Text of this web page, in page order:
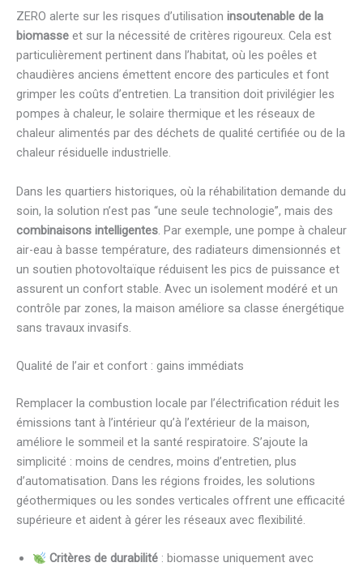
ZERO alerte sur les risques d’utilisation insoutenable de la
biomasse et sur la nécessité de critères rigoureux. Cela est
particulièrement pertinent dans l’habitat, où les poêles et
chaudières anciens émettent encore des particules et font
grimper les coûts d’entretien. La transition doit privilégier les
pompes à chaleur, le solaire thermique et les réseaux de
chaleur alimentés par des déchets de qualité certifiée ou de la
chaleur résiduelle industrielle.
Dans les quartiers historiques, où la réhabilitation demande du
soin, la solution n’est pas “une seule technologie”, mais des
combinaisons intelligentes . Par exemple, une pompe à chaleur
air-eau à basse température, des radiateurs dimensionnés et
un soutien photovoltaïque réduisent les pics de puissance et
assurent un confort stable. Avec un isolement modéré et un
contrôle par zones, la maison améliore sa classe énergétique
sans travaux invasifs.
Qualité de l’air et confort : gains immédiats
Remplacer la combustion locale par l’électrification réduit les
émissions tant à l’intérieur qu’à l’extérieur de la maison,
améliore le sommeil et la santé respiratoire. S’ajoute la
simplicité : moins de cendres, moins d’entretien, plus
d’automatisation. Dans les régions froides, les solutions
géothermiques ou les sondes verticales offrent une efficacité
supérieure et aident à gérer les réseaux avec flexibilité.
Critères de durabilité: biomasse uniquement avec